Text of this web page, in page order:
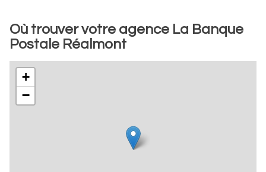
Où trouver votre agence La Banque
Postale Réalmont
+
−